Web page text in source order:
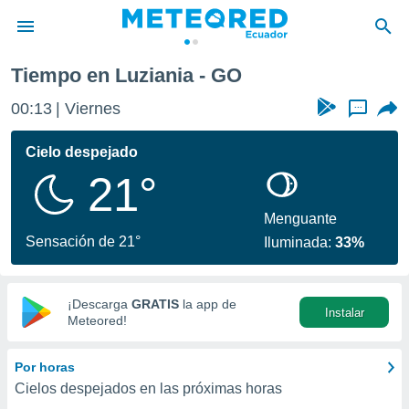
de
ha
calidad.
a este
las
y
digital
basada
Tiempo en Luziania - GO
00:13 Viernes ...
Cielo despejado
21°
Sensación de 21°
Menguante
Iluminada:33%
¡Descarga GRATIS la app de
Meteored!
Instalar
Por horas
Cielos despejados en las próximas horas